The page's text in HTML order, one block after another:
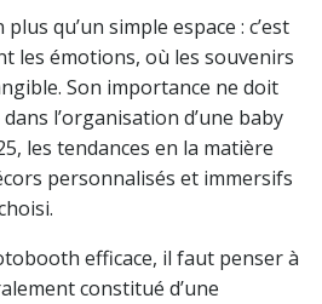
qu’un simple espace : c’est
les émotions, où les souvenirs
Son importance ne doit
l’organisation d’une baby
les tendances en la matière
personnalisés et immersifs
efficace, il faut penser à
constitué d’une